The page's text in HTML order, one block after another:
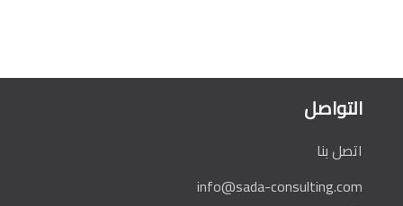
التواصل
اتصل بنا
info@sada-consulting.com